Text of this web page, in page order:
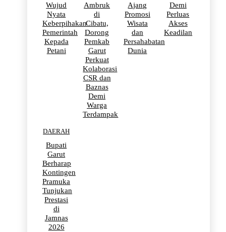
Wujud
Nyata
Keberpihakan
Pemerintah
Kepada
Petani
Ambruk
di
Cibatu,
Dorong
Pemkab
Garut
Perkuat
Kolaborasi
CSR dan
Baznas
Demi
Warga
Terdampak
Ajang
Promosi
Wisata
dan
Persahabatan
Dunia
Demi
Perluas
Akses
Keadilan
DAERAH
Bupati
Garut
Berharap
Kontingen
Pramuka
Tunjukan
Prestasi
di
Jamnas
2026